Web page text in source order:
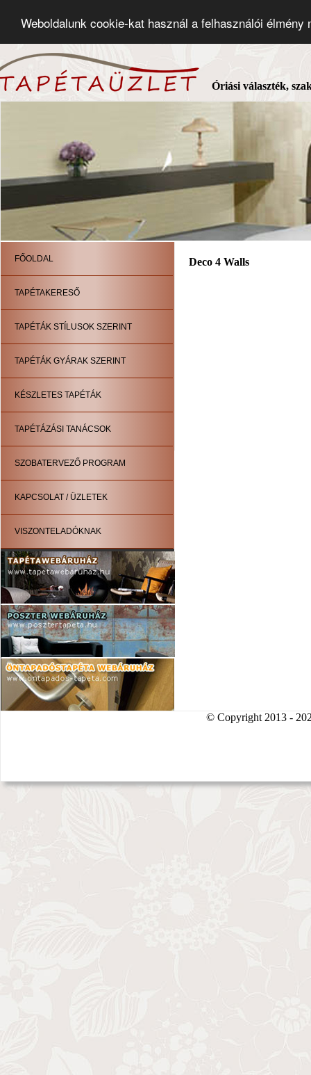
Weboldalunk cookie-kat használ a felhasználói élmény
Óriási választék,
FŐOLDAL
TAPÉTAKERESŐ
TAPÉTÁK STÍLUSOK SZERINT
TAPÉTÁK GYÁRAK SZERINT
KÉSZLETES TAPÉTÁK
TAPÉTÁZÁSI TANÁCSOK
SZOBATERVEZŐ PROGRAM
KAPCSOLAT / ÜZLETEK
VISZONTELADÓKNAK
Deco 4 Walls
© Copyright 2013 -